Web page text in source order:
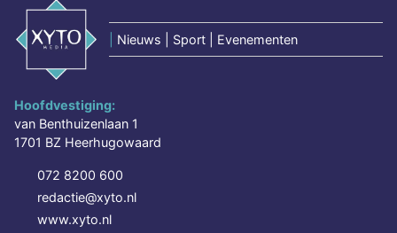
Nieuws | Sport | Evenementen
Hoofdvestiging:
van Benthuizenlaan 1
1701 BZ Heerhugowaard
072 8200 600
redactie@xyto.nl
www.xyto.nl